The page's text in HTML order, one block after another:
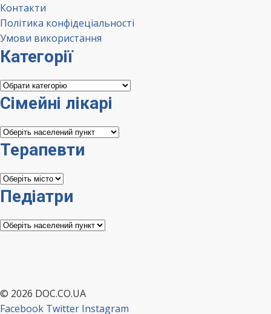
Контакти
Політика конфідеціальності
Умови використання
Категорії
Категорії
Сімейні лікарі
Сімейні
лікарі
Терапевти
Терапевти
Педіатри
Педіатри
© 2026 DOC.CO.UA
Facebook Twitter Instagram